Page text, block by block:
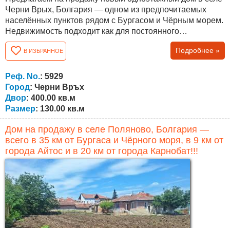
Черни Врых, Болгария — одном из предпочитаемых
населённых пунктов рядом с Бургасом и Чёрным морем.
Недвижимость подходит как для постоянного
проживания, так и для покупки дома в спокойном районе
с быстрым доступом к городу. Площадь дома составляет
130 кв.м, площадь собственного участка — 400 кв.м.
Планировка удобная и функциональная. Дом состоит из
прихожей, просторной...
В ИЗБРАННОЕ Подробнее »
Реф. No.: 5929
Город: Черни Връх
Двор: 400.00 кв.м
Размер: 130.00 кв.м
Дом на продажу в селе Поляново, Болгария —
всего в 35 км от Бургаса и Чёрного моря, в 9 км от
города Айтос и в 20 км от города Карнобат!!!